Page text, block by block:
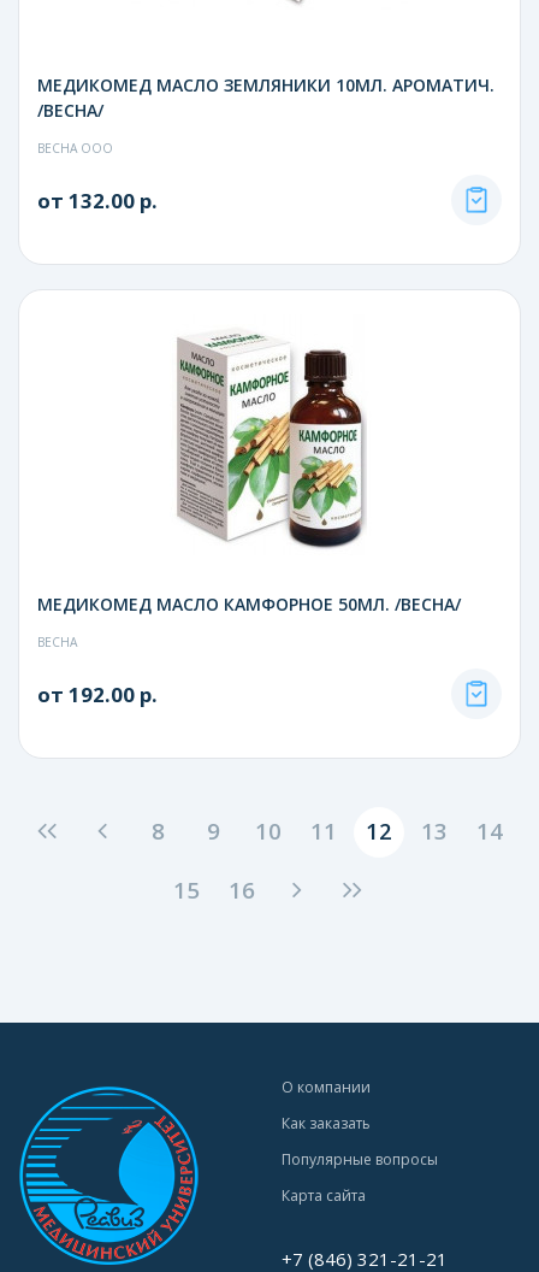
МЕДИКОМЕД МАСЛО ЗЕМЛЯНИКИ 10МЛ. АРОМАТИЧ.
/ВЕСНА/
ВЕСНА ООО
от 132.00 р.
МЕДИКОМЕД МАСЛО КАМФОРНОЕ 50МЛ. /ВЕСНА/
ВЕСНА
от 192.00 р.
8 9 10 11 12 13
14
15
16
О компании
Как заказать
Популярные вопросы
Карта сайта
+7 (846) 321-21-21